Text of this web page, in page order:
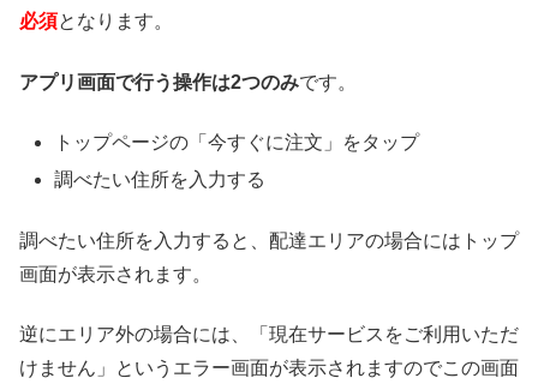
必須となります。
アプリ画面で行う操作は2つのみです。
トップページの「今すぐに注文」をタップ
調べたい住所を入力する
調べたい住所を入力すると、配達エリアの場合にはトップ
画面が表示されます。
逆にエリア外の場合には、「現在サービスをご利用いただ
けません」というエラー画面が表示されますのでこの画面